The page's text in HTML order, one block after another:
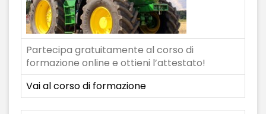
Partecipa gratuitamente al corso di
formazione online e ottieni l’attestato!
Vai al corso di formazione